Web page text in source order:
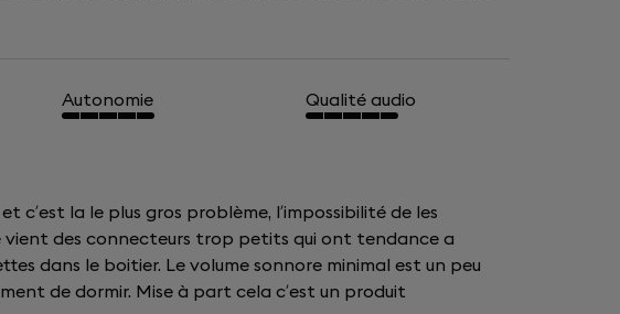
Autonomie Qualité audio
c’est la le plus gros problème, l’impossibilité de les
des connecteurs trop petits qui ont tendance a
dans le boitier. Le volume sonnore minimal est un peu
de dormir. Mise à part cela c’est un produit